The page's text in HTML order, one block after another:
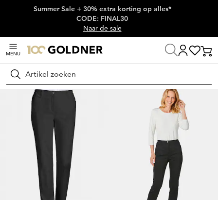
Skip naar hoofdinhoud
Summer Sale + 30% extra korting op alles*
CODE: FINAL30
Naar de sale
MENU
Zoeken
Thuis Damesmode